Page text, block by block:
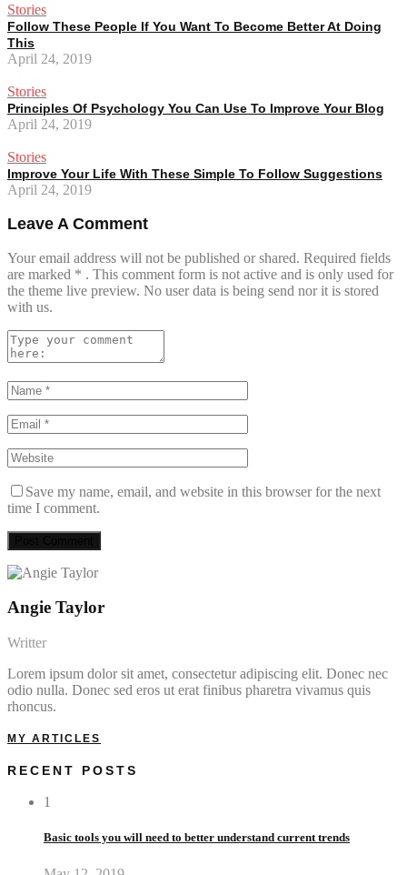
Stories
Follow These People If You Want To Become Better At Doing
This
April 24, 2019
Stories
Principles Of Psychology You Can Use To Improve Your Blog
April 24, 2019
Stories
Improve Your Life With These Simple To Follow Suggestions
April 24, 2019
Leave A Comment
Your email address will not be published or shared. Required fields
are marked * . This comment form is not active and is only used for
the theme live preview. No user data is being send nor it is stored
with us.
Save my name, email, and website in this browser for the next
time I comment.
Angie Taylor
Writter
Lorem ipsum dolor sit amet, consectetur adipiscing elit. Donec nec
odio nulla. Donec sed eros ut erat finibus pharetra vivamus quis
rhoncus.
MY ARTICLES
RECENT POSTS
1
Basic tools you will need to better understand current trends